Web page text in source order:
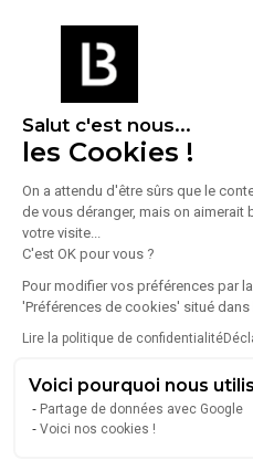
Salut c'est nous...
les Cookies !
On a attendu d'être sûrs que le
de vous déranger, mais on
votre visite...
C'est OK pour vous ?
Pour modifier vos préférences par
'Préférences de cookies' situé
Lire la politique de confidentialité
Voici pourquoi nous
Partage de données avec Google
Voici nos cookies !
Avoir plus
Location Locaux
Paris 4ème
Location
Annonces similaires